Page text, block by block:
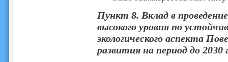
Пункт 8. Вклад в
высокого уровня по
экологического аспекта
развития на период до 2030